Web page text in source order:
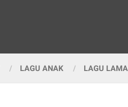
LAGU ANAK LAGU LAMA